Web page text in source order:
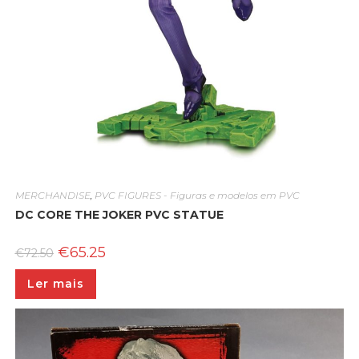
MERCHANDISE, PVC FIGURES - Figuras e modelos em PVC
DC CORE THE JOKER PVC STATUE
€72.50 O
preço
original
era:
€65.25O
preço
Ler mais